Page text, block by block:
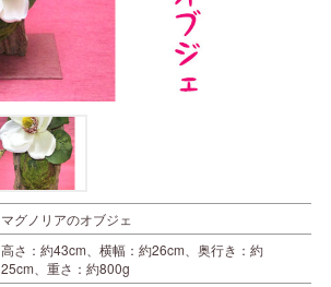
マグノリアのオブジェ
高さ：約43cm、横幅：約26cm、奥行き：約
25cm、重さ：約800g